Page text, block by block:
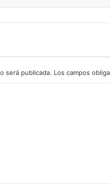
será publicada. Los campos